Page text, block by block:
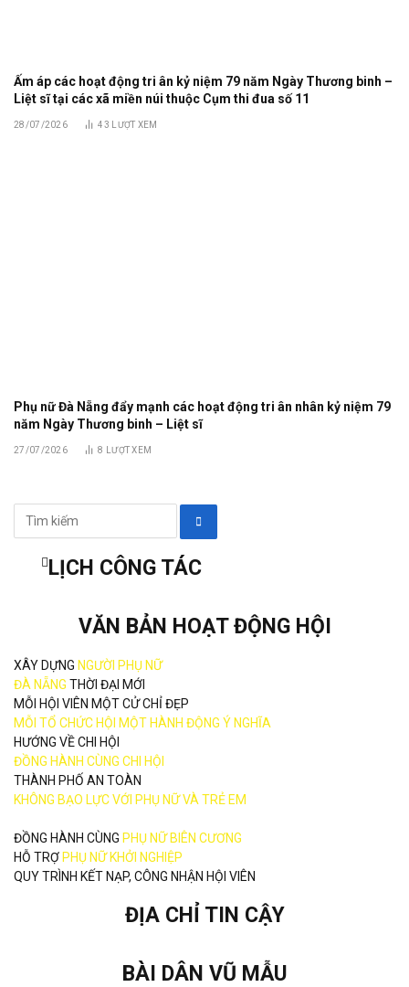
Ấm áp các hoạt động tri ân kỷ niệm 79 năm Ngày Thương binh –
Liệt sĩ tại các xã miền núi thuộc Cụm thi đua số 11
28/07/2026 43 LƯỢT XEM
Phụ nữ Đà Nẵng đẩy mạnh các hoạt động tri ân nhân kỷ niệm 79
năm Ngày Thương binh – Liệt sĩ
27/07/2026 8 LƯỢT XEM
LỊCH CÔNG TÁC
VĂN BẢN HOẠT ĐỘNG HỘI
XÂY DỰNG NGƯỜI PHỤ NỮ
ĐÀ NẴNG THỜI ĐẠI MỚI
MỖI HỘI VIÊN MỘT CỬ CHỈ ĐẸP
MỖI TỔ CHỨC HỘI MỘT HÀNH ĐỘNG Ý NGHĨA
HƯỚNG VỀ CHI HỘI
ĐỒNG HÀNH CÙNG CHI HỘI
THÀNH PHỐ AN TOÀN
KHÔNG BẠO LỰC VỚI PHỤ NỮ VÀ TRẺ EM
ĐỒNG HÀNH CÙNG PHỤ NỮ BIÊN CƯƠNG
HỖ TRỢ PHỤ NỮ KHỞI NGHIỆP
QUY TRÌNH KẾT NẠP, CÔNG NHẬN HỘI VIÊN
ĐỊA CHỈ TIN CẬY
BÀI DÂN VŨ MẪU